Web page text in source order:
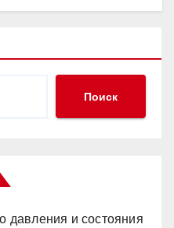
Поиск
давления и состояния